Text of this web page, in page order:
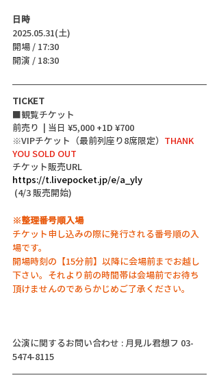
日時
2025.05.31(土)
開場 / 17:30
開演 / 18:30
TICKET
■観覧チケット
前売り  | 当日 ¥5,000 +1D ¥700
※VIPチケット（最前列座り8席限定） THANK
YOU SOLD OUT
チケット販売URL
https://t.livepocket.jp/e/a_yly
(4/3 販売開始)
※整理番号順入場
チケット申し込みの際に発行される番号順の入
場です。
開場時刻の【15分前】以降に会場前までお越し
下さい。それより前の時間帯は会場前でお待ち
頂けませんのであらかじめご了承ください。
公演に関するお問い合わせ : 月見ル君想フ 03-
5474-8115